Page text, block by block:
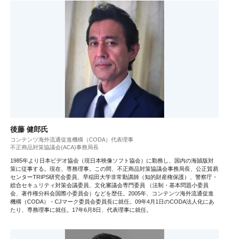
後藤 健郎氏
コンテンツ海外流通促進機構（CODA）代表理事
不正商品対策協議会(ACA)事務局長
1985年より日本ビデオ協会（現日本映像ソフト協会）に勤務し、国内の海賊版対
策に従事する。現在、専務理事。この間、不正商品対策協議会事務局長、公正貿易
センターTRIPS研究会委員、早稲田大学非常勤講師（知的財産権保護）、警察庁・
総合セキュリティ対策会議委員、文化審議会専門委員 （法制・基本問題小委員
会、著作権分科会国際小委員会）などを歴任。2005年、コンテンツ海外流通促進
機構（CODA）・CJマーク委員会委員長に就任。09年4月1日のCODA法人化にあ
たり、専務理事に就任。17年6月8日、代表理事に就任。